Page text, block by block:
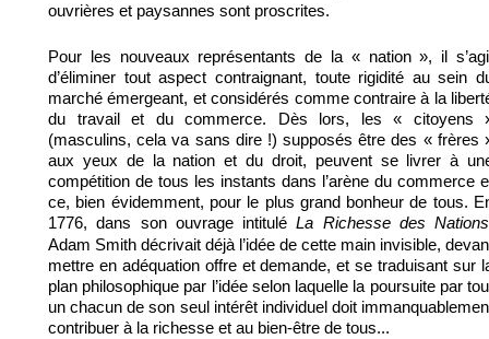
ouvrières et paysannes sont proscrites.
Pour les nouveaux représentants de la « nation », il
d’éliminer tout aspect contraignant, toute rigidité au sein
marché émergeant, et considérés comme contraire à la
du travail et du commerce. Dès lors, les « citoyens
(masculins, cela va sans dire !) supposés être des « frères
aux yeux de la nation et du droit, peuvent se livrer à
compétition de tous les instants dans l’arène du commerce
ce, bien évidemment, pour le plus grand bonheur de tous.
1776, dans son ouvrage intituléLa Richesse des Nations
Adam Smith décrivait déjà l’idée de cette main invisible,
mettre en adéquation offre et demande, et se traduisant sur
plan philosophique par l’idée selon laquelle la poursuite par
un chacun de son seul intérêt individuel doit
contribuer à la richesse et au bien-être de tous...